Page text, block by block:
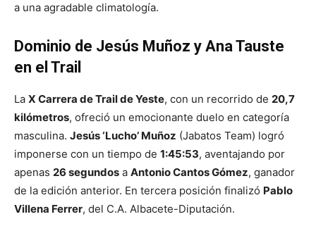
a una agradable climatología.
Dominio de Jesús Muñoz y Ana Tauste
en el Trail
La X Carrera de Trail de Yeste, con un recorrido de 20,7
kilómetros, ofreció un emocionante duelo en categoría
masculina. Jesús ‘Lucho’ Muñoz (Jabatos Team) logró
imponerse con un tiempo de 1:45:53, aventajando por
apenas 26 segundos a Antonio Cantos Gómez, ganador
de la edición anterior. En tercera posición finalizó Pablo
Villena Ferrer, del C.A. Albacete-Diputación.